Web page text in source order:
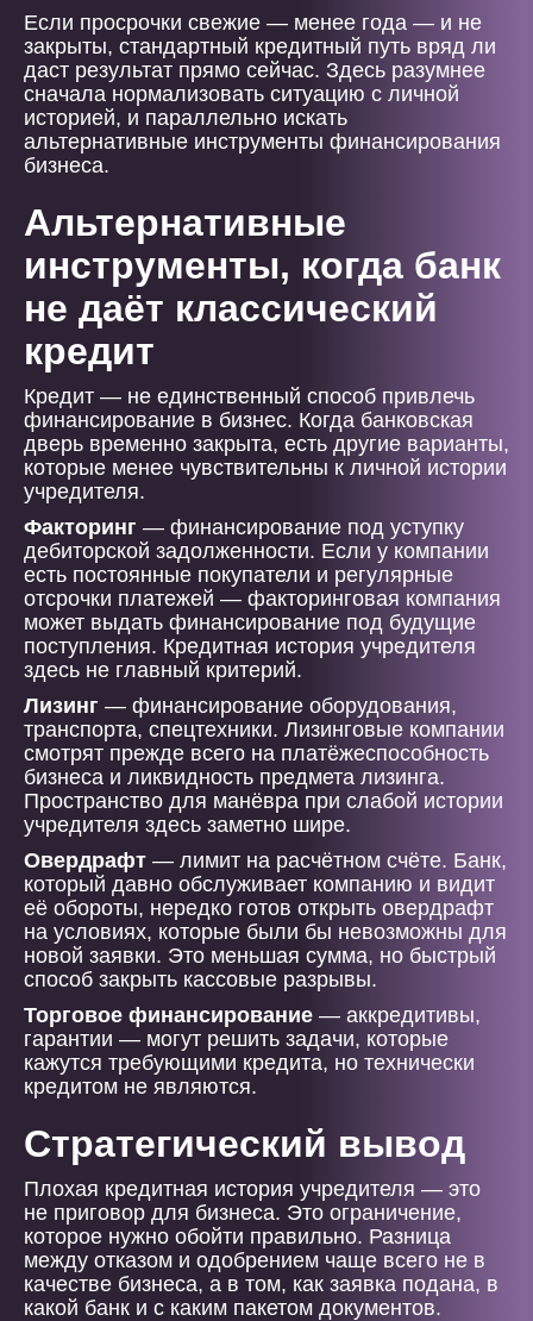
Если просрочки свежие — менее года — и не
закрыты, стандартный кредитный путь вряд ли
даст результат прямо сейчас. Здесь разумнее
сначала нормализовать ситуацию с личной
историей, и параллельно искать
альтернативные инструменты финансирования
бизнеса.
Альтернативные
инструменты, когда банк
не даёт классический
кредит
Кредит — не единственный способ привлечь
финансирование в бизнес. Когда банковская
дверь временно закрыта, есть другие варианты,
которые менее чувствительны к личной истории
учредителя.
Факторинг — финансирование под уступку
дебиторской задолженности. Если у компании
есть постоянные покупатели и регулярные
отсрочки платежей — факторинговая компания
может выдать финансирование под будущие
поступления. Кредитная история учредителя
здесь не главный критерий.
Лизинг — финансирование оборудования,
транспорта, спецтехники. Лизинговые компании
смотрят прежде всего на платёжеспособность
бизнеса и ликвидность предмета лизинга.
Пространство для манёвра при слабой истории
учредителя здесь заметно шире.
Овердрафт — лимит на расчётном счёте. Банк,
который давно обслуживает компанию и видит
её обороты, нередко готов открыть овердрафт
на условиях, которые были бы невозможны для
новой заявки. Это меньшая сумма, но быстрый
способ закрыть кассовые разрывы.
Торговое финансирование — аккредитивы,
гарантии — могут решить задачи, которые
кажутся требующими кредита, но технически
кредитом не являются.
Стратегический вывод
Плохая кредитная история учредителя — это
не приговор для бизнеса. Это ограничение,
которое нужно обойти правильно. Разница
между отказом и одобрением чаще всего не в
качестве бизнеса, а в том, как заявка подана, в
какой банк и с каким пакетом документов.